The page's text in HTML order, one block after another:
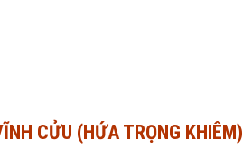
CỬU (HỨA TRỌNG KHIÊM)